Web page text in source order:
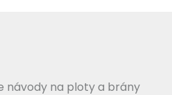
návody na ploty a brány